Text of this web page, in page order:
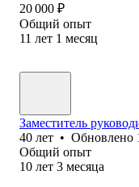
20 000 ₽
Общий опыт
11 лет 1 месяц
Заместитель
40 лет • Обновлено
Общий опыт
10 лет 3 месяца